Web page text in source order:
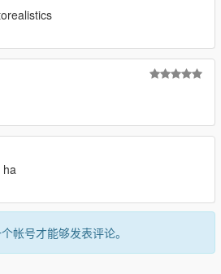
ha
帐号才能够发表评论。